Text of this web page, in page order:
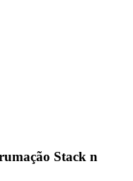
Stack n